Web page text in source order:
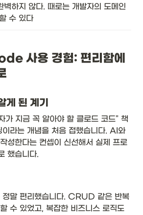
벽하지 않다. 때로는 개발자의 도메인
수 있다
사용 경험: 편리함에
게 된 계기
가 지금 꼭 알아야 할 클로드 코드" 책
라는 개념을 처음 접했습니다. AI와
성한다는 컨셉이 신선해서 실제 프로
했습니다.
정말 편리했습니다. CRUD 같은 반복
수 있었고, 복잡한 비즈니스 로직도